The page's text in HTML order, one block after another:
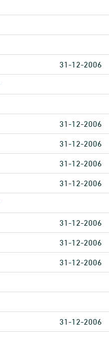
31-12-2006
31-12-2006
31-12-2006
31-12-2006
31-12-2006
31-12-2006
31-12-2006
31-12-2006
31-12-2006